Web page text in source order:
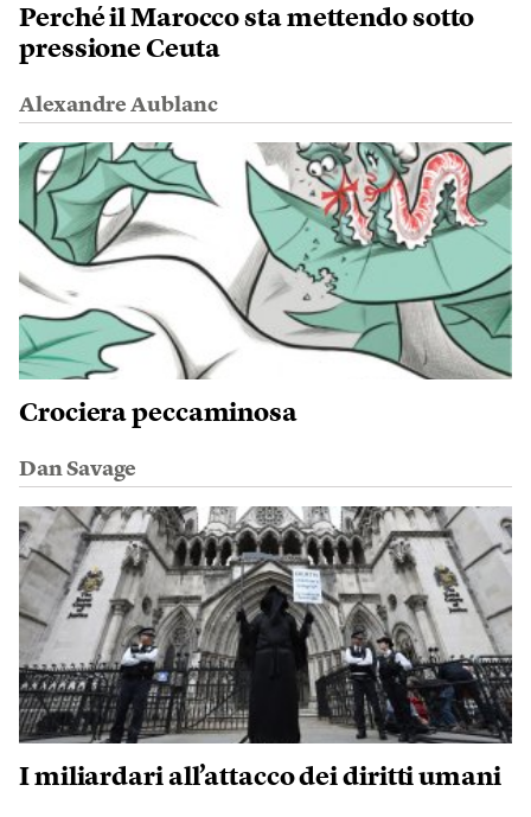
Perché il Marocco sta mettendo sotto
pressione Ceuta
Alexandre Aublanc
Crociera peccaminosa
Dan Savage
I miliardari all’attacco dei diritti umani